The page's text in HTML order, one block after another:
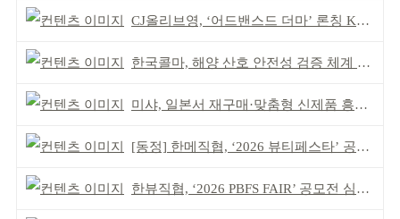
CJ올리브영, ‘어드밴스드 더마’ 론칭 K더마 육성 박차
한국콜마, 해양 산호 안전성 검증 체계 구축
미샤, 일본서 재구매·맞춤형 신제품 흥행 ‘쌍끌이’
[동정] 한메직협, ‘2026 뷰티페스타’ 공동 주최
한뷰직협, ‘2026 PBFS FAIR’ 공모전 심사 성료